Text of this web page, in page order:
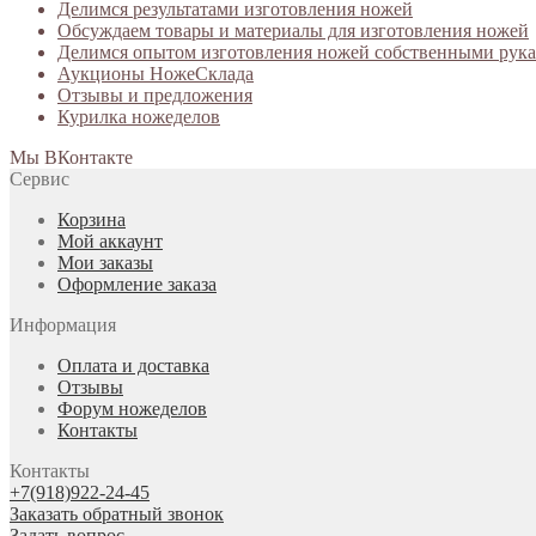
Делимся результатами изготовления ножей
Обсуждаем товары и материалы для изготовления ножей
Делимся опытом изготовления ножей собственными
Аукционы НожеСклада
Отзывы и предложения
Курилка ножеделов
Мы ВКонтакте
Сервис
Корзина
Мой аккаунт
Мои заказы
Оформление заказа
Информация
Оплата и доставка
Отзывы
Форум ножеделов
Контакты
Контакты
+7(918)922-24-45
Заказать обратный звонок